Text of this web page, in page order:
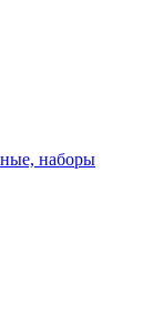
наборы